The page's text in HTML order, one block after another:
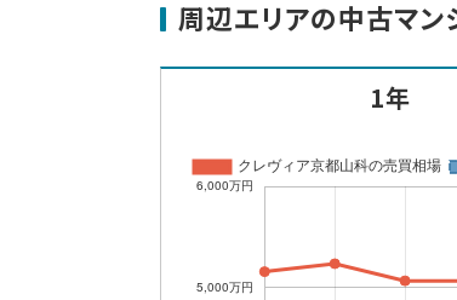
周辺エリアの中古マン
1年